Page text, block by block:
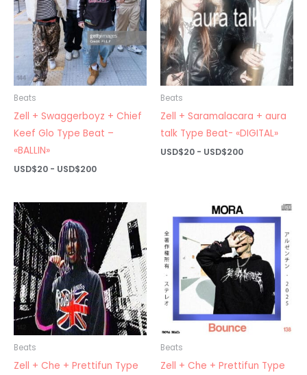
Beats
Zell + Swaggerboyz + Chief
Keef Glo Type Beat –
«BALLIN»
USD$20 - USD$200Rango
desde
USD$20
hasta
USD$200
Beats
Zell + Saramalacara + aura
talk Type Beat- «DIGITAL»
USD$20 - USD$200Rango
USD$200
Beats
Zell + Che + Prettifun Type
Beats
Zell + Che + Prettifun Type